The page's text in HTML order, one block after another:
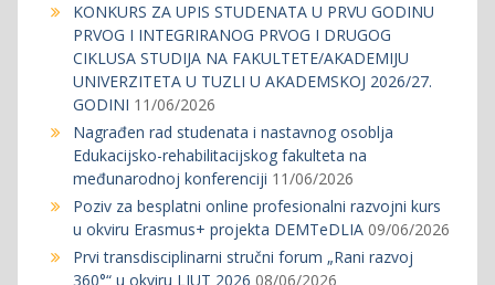
KONKURS ZA UPIS STUDENATA U PRVU GODINU
PRVOG I INTEGRIRANOG PRVOG I DRUGOG
CIKLUSA STUDIJA NA FAKULTETE/AKADEMIJU
UNIVERZITETA U TUZLI U AKADEMSKOJ 2026/27.
GODINI 11/06/2026
Nagrađen rad studenata i nastavnog osoblja
Edukacijsko-rehabilitacijskog fakulteta na
međunarodnoj konferenciji 11/06/2026
Poziv za besplatni online profesionalni razvojni kurs
u okviru Erasmus+ projekta DEMTeDLIA 09/06/2026
Prvi transdisciplinarni stručni forum „Rani razvoj
360°“ u okviru LJUT 2026 08/06/2026